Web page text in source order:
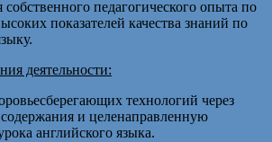
педагогического опыта по
показателей качества знаний по
деятельности:
технологий через
и целенаправленную
английского языка.